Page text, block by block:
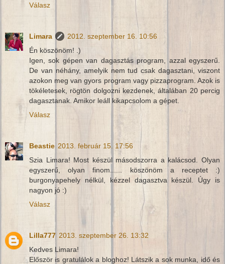
Válasz
Limara
2012. szeptember 16. 10:56
Én köszönöm! .)
Igen, sok gépen van dagasztás program, azzal egyszerű.
De van néhány, amelyik nem tud csak dagasztani, viszont
azokon meg van gyors program vagy pizzaprogram. Azok is
tökéletesek, rögtön dolgozni kezdenek, általában 20 percig
dagasztanak. Amikor leáll kikapcsolom a gépet.
Válasz
Beastie 2013. február 15. 17:56
Szia Limara! Most készül másodszorra a kalácsod. Olyan
egyszerű, olyan finom...... köszönöm a receptet :)
burgonyapehely nélkül, kézzel dagasztva készül. Úgy is
nagyon jó :)
Válasz
Lilla777 2013. szeptember 26. 13:32
Kedves Limara!
Először is gratulálok a bloghoz! Látszik a sok munka, idő és